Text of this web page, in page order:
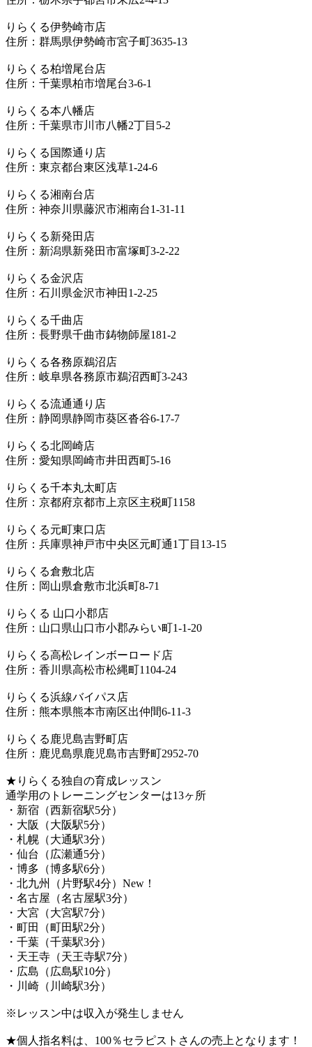
りらくる伊勢崎市店
住所：群馬県伊勢崎市宮子町3635-13
りらくる柏増尾台店
住所：千葉県柏市増尾台3-6-1
りらくる本八幡店
住所：千葉県市川市八幡2丁目5-2
りらくる国際通り店
住所：東京都台東区浅草1-24-6
りらくる湘南台店
住所：神奈川県藤沢市湘南台1-31-11
りらくる新発田店
住所：新潟県新発田市富塚町3-2-22
りらくる金沢店
住所：石川県金沢市神田1-2-25
りらくる千曲店
住所：長野県千曲市鋳物師屋181-2
りらくる各務原鵜沼店
住所：岐阜県各務原市鵜沼西町3-243
りらくる流通通り店
住所：静岡県静岡市葵区沓谷6-17-7
りらくる北岡崎店
住所：愛知県岡崎市井田西町5-16
りらくる千本丸太町店
住所：京都府京都市上京区主税町1158
りらくる元町東口店
住所：兵庫県神戸市中央区元町通1丁目13-15
りらくる倉敷北店
住所：岡山県倉敷市北浜町8-71
りらくる 山口小郡店
住所：山口県山口市小郡みらい町1-1-20
りらくる高松レインボーロード店
住所：香川県高松市松縄町1104-24
りらくる浜線バイパス店
住所：熊本県熊本市南区出仲間6-11-3
りらくる鹿児島吉野町店
住所：鹿児島県鹿児島市吉野町2952-70
★りらくる独自の育成レッスン
通学用のトレーニングセンターは13ヶ所
・新宿（西新宿駅5分）
・大阪（大阪駅5分）
・札幌（大通駅3分）
・仙台（広瀬通5分）
・博多（博多駅6分）
・北九州（片野駅4分）New！
・名古屋（名古屋駅3分）
・大宮（大宮駅7分）
・町田（町田駅2分）
・千葉（千葉駅3分）
・天王寺（天王寺駅7分）
・広島（広島駅10分）
・川崎（川崎駅3分）
※レッスン中は収入が発生しません
★個人指名料は、100％セラピストさんの売上となります！